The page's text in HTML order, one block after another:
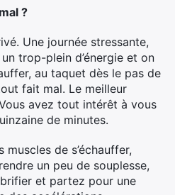
?
Une journée stressante,
trop-plein d’énergie et on
au taquet dès le pas de
fait mal. Le meilleur
avez tout intérêt à vous
de minutes.
de s’échauffer,
un peu de souplesse,
et partez pour une